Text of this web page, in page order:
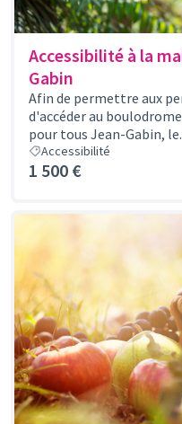
Accessibilité à la
Gabin
Afin de permettre aux
d'accéder au
pour tous Jean-Gabin,
Accessibilité
1 500 €